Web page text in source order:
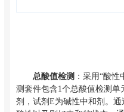
总酸值检测 ：采用“酸
测套件包含1个总酸值检测
剂，试剂E为碱性中和剂。